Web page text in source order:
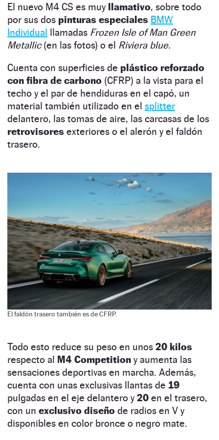
El nuevo M4 CS es muy llamativo, sobre todo
por sus dos pinturas especiales BMW
Individual llamadas Frozen Isle of Man Green
Metallic(en las fotos) o el Riviera blue.
Cuenta con superficies de plástico reforzado
con fibra de carbono (CFRP) a la vista para el
techo y el par de hendiduras en el capó, un
material también utilizado en el splitter
delantero, las tomas de aire, las carcasas de los
retrovisores exteriores o el alerón y el faldón
trasero.
El faldón trasero también es de CFRP.
Todo esto reduce su peso en unos 20 kilos
respecto al M4 Competition y aumenta las
sensaciones deportivas en marcha. Además,
cuenta con unas exclusivas llantas de 19
pulgadas en el eje delantero y20 en el trasero,
con un exclusivo diseño de radios en V y
disponibles en color bronce o negro mate.